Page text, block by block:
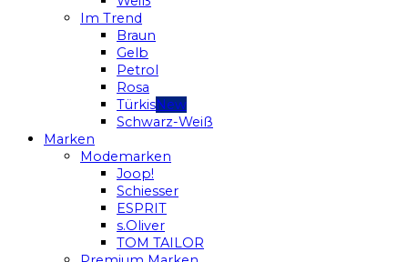
Im Trend
Braun
Gelb
Petrol
Rosa
Türkis
Schwarz-Weiß
Marken
Modemarken
Joop!
Schiesser
ESPRIT
s.Oliver
TOM TAILOR